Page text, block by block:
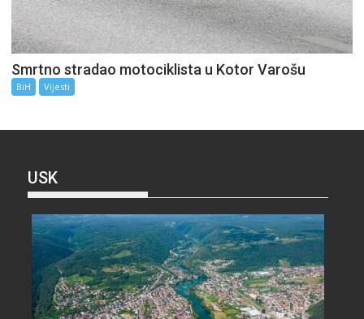
Smrtno stradao motociklista u Kotor Varošu
BiH Vijesti
USK